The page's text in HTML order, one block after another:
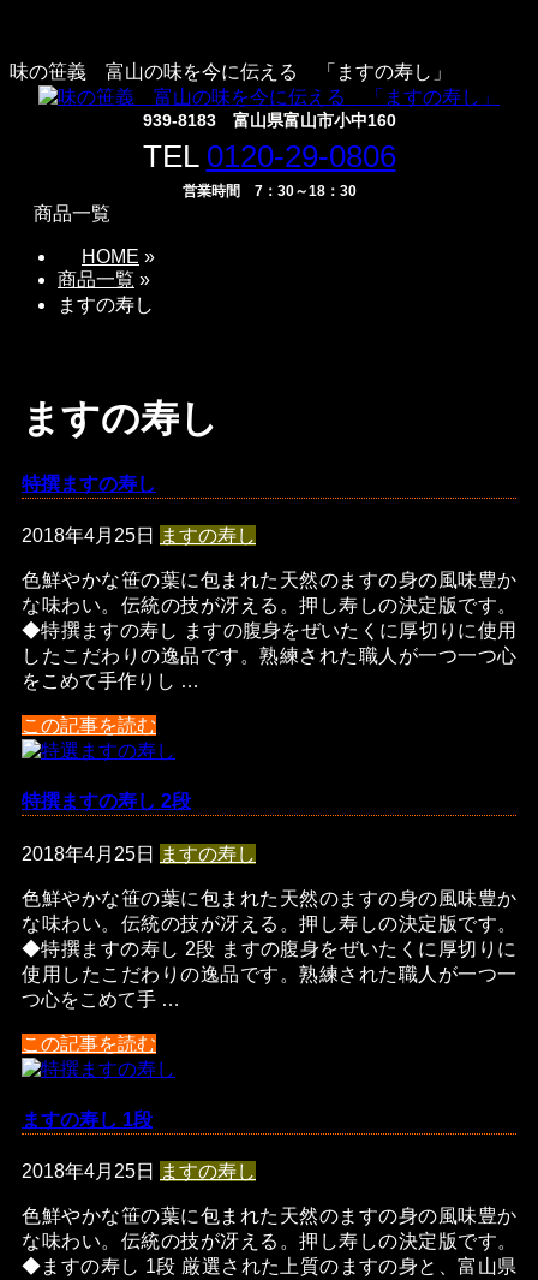
味の笹義 富山の味を今に伝える 「ますの寿し」
939-8183 富山県富山市小中160
TEL 0120-29-0806
営業時間 7：30～18：30
商品一覧
HOME »
商品一覧 »
ますの寿し
ますの寿し
特撰ますの寿し
2018年4月25日 ますの寿し
色鮮やかな笹の葉に包まれた天然のますの身の風味豊か
な味わい。伝統の技が冴える。押し寿しの決定版です。
◆特撰ますの寿し ますの腹身をぜいたくに厚切りに使用
したこだわりの逸品です。熟練された職人が一つ一つ心
をこめて手作りし …
この記事を読む
特撰ますの寿し 2段
2018年4月25日 ますの寿し
色鮮やかな笹の葉に包まれた天然のますの身の風味豊か
な味わい。伝統の技が冴える。押し寿しの決定版です。
◆特撰ますの寿し 2段 ますの腹身をぜいたくに厚切りに
使用したこだわりの逸品です。熟練された職人が一つ一
つ心をこめて手 …
この記事を読む
ますの寿し 1段
2018年4月25日 ますの寿し
色鮮やかな笹の葉に包まれた天然のますの身の風味豊か
な味わい。伝統の技が冴える。押し寿しの決定版です。
◆ますの寿し 1段 厳選された上質のますの身と、富山県